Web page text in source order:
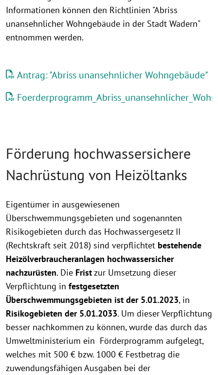
Informationen können den Richtlinien "Abriss
unansehnlicher Wohngebäude in der Stadt Wadern"
entnommen werden.
Antrag: "Abriss unansehnlicher Wohngebäude"
Förderung hochwassersichere
Nachrüstung von Heizöltanks
Eigentümer in ausgewiesenen
Überschwemmungsgebieten und sogenannten
Risikogebieten durch das Hochwassergesetz II
(Rechtskraft seit 2018) sind verpflichtet bestehende
Heizölverbraucheranlagen hochwassersicher
nachzurüsten. Die Fristzur Umsetzung dieser
Verpflichtung in festgesetzten
Überschwemmungsgebieten ist der 5.01.2023, in
Risikogebieten der 5.01.2033. Um dieser Verpflichtung
besser nachkommen zu können, wurde das durch das
Umweltministerium ein Förderprogramm aufgelegt,
welches mit 500 € bzw. 1000 € Festbetrag die
zuwendungsfähigen Ausgaben bei der